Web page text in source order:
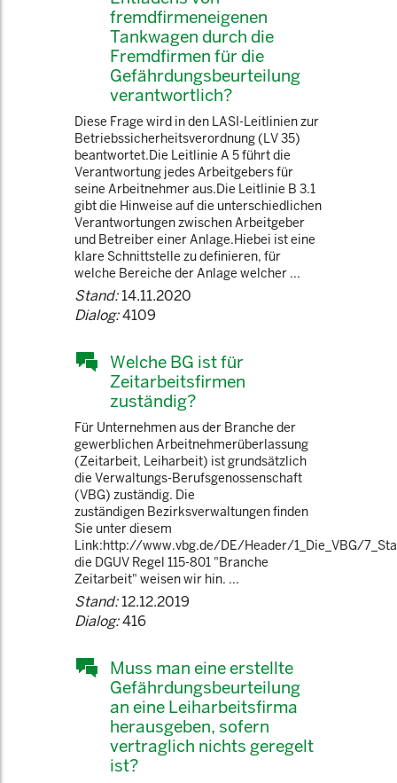
fremdfirmeneigenen
Tankwagen durch die
Fremdfirmen für die
Gefährdungsbeurteilung
verantwortlich?
Diese Frage wird in den LASI-Leitlinien zur
Betriebssicherheitsverordnung (LV 35)
beantwortet.Die Leitlinie A 5 führt die
Verantwortung jedes Arbeitgebers für
seine Arbeitnehmer aus.Die Leitlinie B 3.1
gibt die Hinweise auf die unterschiedlichen
Verantwortungen zwischen Arbeitgeber
und Betreiber einer Anlage.Hiebei ist eine
klare Schnittstelle zu definieren, für
welche Bereiche der Anlage welcher ...
Stand:14.11.2020
Dialog:4109
Welche BG ist für
Zeitarbeitsfirmen
zuständig?
Für Unternehmen aus der Branche der
gewerblichen Arbeitnehmerüberlassung
(Zeitarbeit, Leiharbeit) ist grundsätzlich
die Verwaltungs-Berufsgenossenschaft
(VBG) zuständig. Die
zuständigen Bezirksverwaltungen finden
Sie unter diesem
Link:http://www.vbg.de/DE/Header/1_Die_VBG/
die DGUV Regel 115-801 "Branche
Zeitarbeit" weisen wir hin. ...
Stand:12.12.2019
Dialog:416
Muss man eine erstellte
Gefährdungsbeurteilung
an eine Leiharbeitsfirma
herausgeben, sofern
vertraglich nichts geregelt
ist?